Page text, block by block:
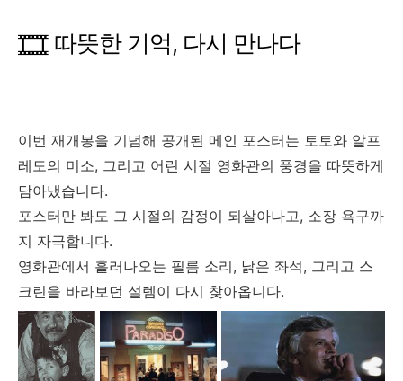
🎞️ 따뜻한 기억, 다시 만나다
이번 재개봉을 기념해 공개된 메인 포스터는 토토와 알프
레도의 미소, 그리고 어린 시절 영화관의 풍경을 따뜻하게
담아냈습니다.
포스터만 봐도 그 시절의 감정이 되살아나고, 소장 욕구까
지 자극합니다.
영화관에서 흘러나오는 필름 소리, 낡은 좌석, 그리고 스
크린을 바라보던 설렘이 다시 찾아옵니다.